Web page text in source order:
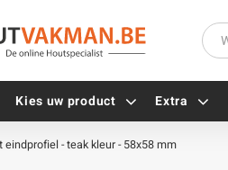
Kies uw product Extra
eindprofiel - teak kleur - 58x58 mm